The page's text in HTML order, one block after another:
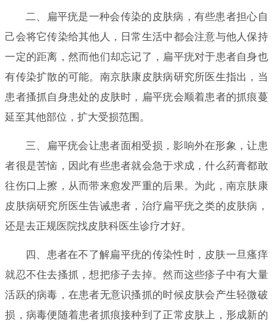
二、扁平疣是一种会传染的皮肤病，有些患者担心自
己会将它传染给其他人，日常生活中都会注意与他人保持
一定的距离，然而他们却忘记了，扁平疣对于患者自身也
有传染扩散的可能。南京肤康皮肤病研究所医生指出，当
患者搔抓自身患处的皮肤时，扁平疣会顺着患者的抓痕蔓
延至其他部位，扩大受损范围。
三、扁平疣会让患者面相受损，影响外在形象，让患
者很是苦恼，因此有些患者就会急于求成，什么药膏都敢
往伤口上擦，从而带来愈发严重的后果。为此，南京肤康
皮肤病研究所医生告诫患者，治疗扁平疣之类的皮肤病，
还是去正规医院找皮肤科医生诊疗才好。
四、患者在不了解扁平疣的传染性时，皮肤一旦瘙痒
就忍不住去搔抓，想把疹子去掉。然而这些疹子中有大量
活跃的病毒，在患者无意识搔抓的时候皮肤会产生轻微破
损，病毒便随着患者抓痕接种到了正常皮肤上，形成新的